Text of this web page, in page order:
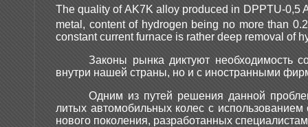
The quality of AK7K alloy produced in DPPTU-0,5
metal, content of hydrogen being no more than
constant current furnace is rather deep removal of
Законы рынка диктуют необходимость
внутри нашей страны, но и с иностранными
Одним из путей решения данной
литых автомобильных колес с
нового поколения, разработанных